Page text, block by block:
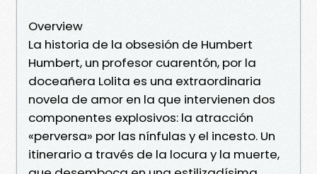
Overview
La historia de la obsesión de Humbert
Humbert, un profesor cuarentón, por la
doceañera Lolita es una extraordinaria
novela de amor en la que intervienen dos
componentes explosivos: la atracción
«perversa» por las nínfulas y el incesto. Un
itinerario a través de la locura y la muerte,